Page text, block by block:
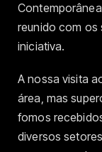
reunido com os
iniciativa.
A nossa visita
área, mas
fomos
diversos